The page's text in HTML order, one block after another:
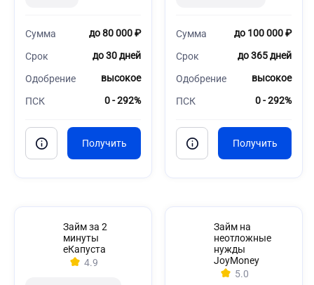
Сумма до 80 000 ₽
Срок до 30 дней
Одобрение высокое
ПСК 0 - 292%
Сумма до 100 000 ₽
Срок до 365 дней
Одобрение высокое
ПСК 0 - 292%
Займ за 2
минуты
еКапуста
4.9
Займ на
неотложные
нужды
JoyMoney
5.0